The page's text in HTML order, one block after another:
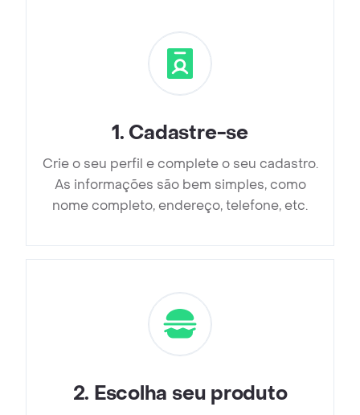
1. Cadastre-se
Crie o seu perfil e complete o seu cadastro.
As informações são bem simples, como
nome completo, endereço, telefone, etc.
2. Escolha seu produto